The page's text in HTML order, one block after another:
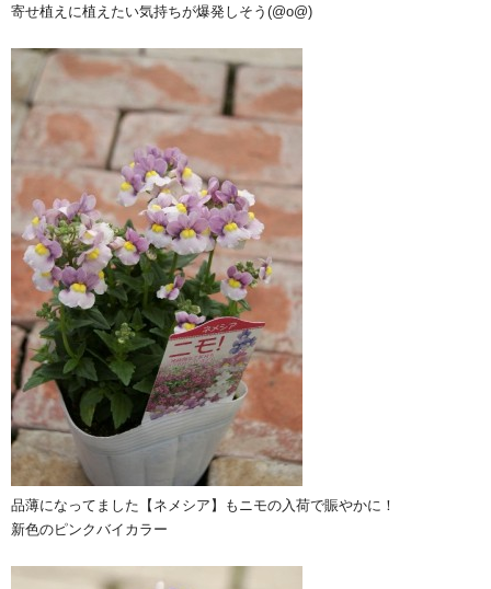
寄せ植えに植えたい気持ちが爆発しそう(@o@)
品薄になってました【ネメシア】もニモの入荷で賑やかに！
新色のピンクバイカラー